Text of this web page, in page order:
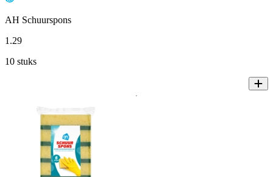
AH Schuurspons
1.29
10 stuks